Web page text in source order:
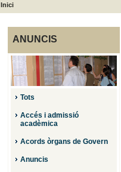
Inici
ANUNCIS
Tots
Accés i admissió
acadèmica
Acords òrgans de Govern
Anuncis